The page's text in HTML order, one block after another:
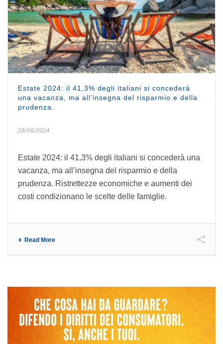
Estate 2024: il 41,3% degli italiani si concederà
una vacanza, ma all’insegna del risparmio e della
prudenza.
28/06/2024
Estate 2024: il 41,3% degli italiani si concederà una
vacanza, ma all’insegna del risparmio e della
prudenza. Ristrettezze economiche e aumenti dei
costi condizionano le scelte delle famiglie.
Read More